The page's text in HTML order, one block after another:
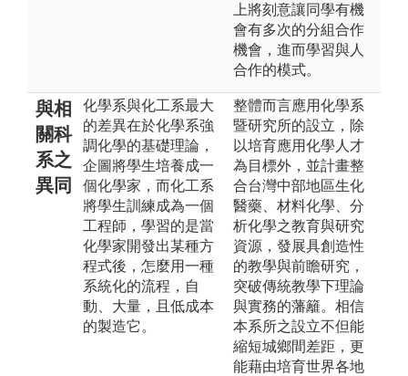
上將刻意讓同學有機
會有多次的分組合作
機會，進而學習與人
合作的模式。
與相
關科
系之
異同
化學系與化工系最大
的差異在於化學系強
調化學的基礎理論，
企圖將學生培養成一
個化學家，而化工系
將學生訓練成為一個
工程師，學習的是當
化學家開發出某種方
程式後，怎麼用一種
系統化的流程，自
動、大量，且低成本
的製造它。
整體而言應用化學系
暨研究所的設立，除
以培育應用化學人才
為目標外，並計畫整
合台灣中部地區生化
醫藥、材料化學、分
析化學之教育與研究
資源，發展具創造性
的教學與前瞻研究，
突破傳統教學下理論
與實務的藩籬。相信
本系所之設立不但能
縮短城鄉間差距，更
能藉由培育世界各地